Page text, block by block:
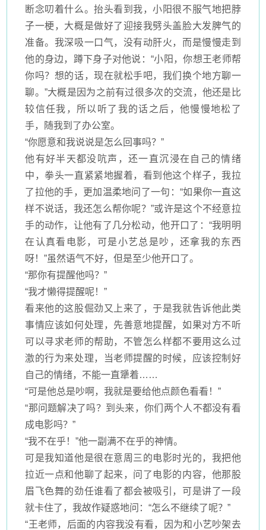
断念叨着什么。抬头看到我，小阳很不服气地把脖
子一梗，大概是做好了迎接我劈头盖脸大发脾气的
准备。我深吸一口气，没有动肝火，而是慢慢走到
他的身边，蹲下身子对他说：“小阳，你想王老师帮
你吗？想的话，现在就松手吧，我们换个地方聊一
聊。”大概是因为之前有过很多次的交流，他还是比
较信任我，所以听了我的话之后，他慢慢地松了
手，随我到了办公室。
“你愿意和我说说是怎么回事吗？”
他有好半天都没吭声，还一直沉浸在自己的情绪
中，拳头一直紧紧地握着，看到他这个样子，我拉
了拉他的手，更加温柔地问了一句： “如果你一直这
样不说话，我还怎么帮你呢？”或许是这个不经意拉
手的动作，让他有了几分松动，他开口了：“我明明
在认真看电影，可是小艺总是吵，还拿我的东西
呀！”虽然语气不好，但是至少他开口了。
“那你有提醒他吗？”
“我才懒得提醒呢！”
看来他的这股倔劲又上来了，于是我就告诉他此类
事情应该如何处理，先善意地提醒，如果对方不听
可以寻求老师的帮助，不管怎么样都不要用这么过
激的行为来处理，当老师提醒的时候，应该控制好
自己的情绪，不能一直犟着……
“可是他总是吵啊，我就是要给他点颜色看看！”
“那问题解决了吗？到头来，你们两个人不都没有看
成电影吗？”
“我不在乎！”他一副满不在乎的神情。
可是我知道他是很在意周三的电影时光的，我把他
拉近一点和他聊了起来，问了电影的内容，他那股
眉飞色舞的劲任谁看了都会被吸引，可是讲了一段
就卡住了，我故作疑惑地问：“怎么不继续了呢？”
“王老师，后面的内容我没有看，因为和小艺吵架去